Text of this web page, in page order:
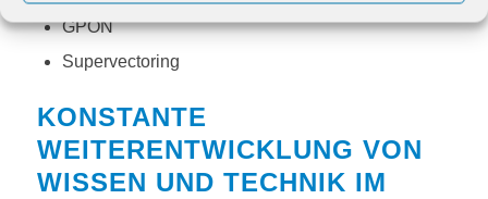
GPON
Supervectoring
KONSTANTE
WEITERENTWICKLUNG VON
WISSEN UND TECHNIK IM